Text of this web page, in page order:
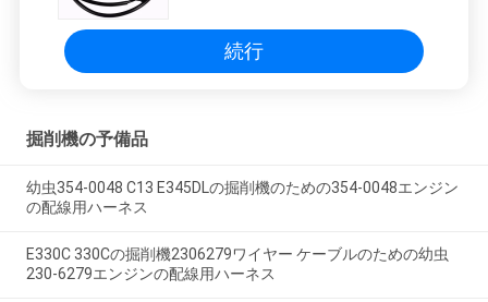
続行
掘削機の予備品
幼虫354-0048 C13 E345DLの掘削機のための354-0048エンジン
の配線用ハーネス
E330C 330Cの掘削機2306279ワイヤー ケーブルのための幼虫
230-6279エンジンの配線用ハーネス